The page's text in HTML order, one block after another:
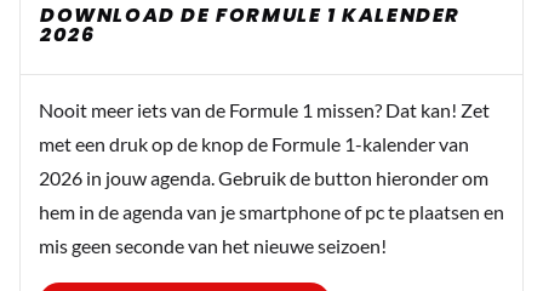
DOWNLOAD DE FORMULE 1 KALENDER
2026
Nooit meer iets van de Formule 1 missen? Dat kan! Zet
met een druk op de knop de Formule 1-kalender van
2026 in jouw agenda. Gebruik de button hieronder om
hem in de agenda van je smartphone of pc te plaatsen en
mis geen seconde van het nieuwe seizoen!